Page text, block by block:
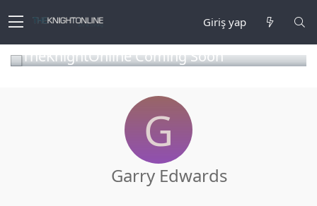
Giriş yap
TheKnightOnline Coming Soon
G
Garry Edwards